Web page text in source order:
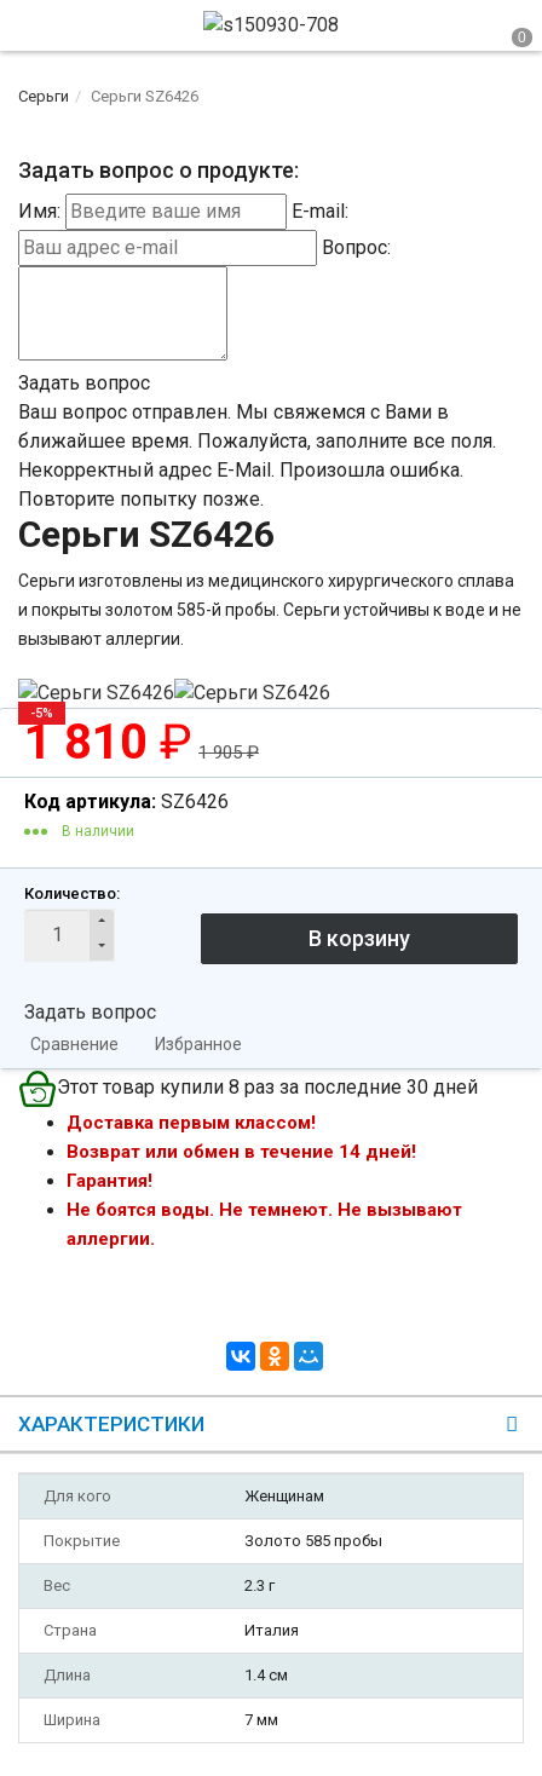
Серьги Серьги SZ6426
Задать вопрос о продукте:
Имя:
E-mail:
Вопрос:
Задать вопрос
Ваш вопрос отправлен. Мы свяжемся с Вами в
ближайшее время. Пожалуйста, заполните все поля.
Некорректный адрес E-Mail. Произошла ошибка.
Повторите попытку позже.
Серьги SZ6426
Серьги изготовлены из медицинского хирургического сплава
и покрыты золотом 585-й пробы. Серьги устойчивы к воде и не
вызывают аллергии.
-5%
1 810 ₽ 1 905₽
Код артикула: SZ6426
В наличии
Количество:
Задать вопрос
Сравнение Избранное
Этот товар купили 8 раз за последние 30 дней
Доставка первым классом!
Возврат или обмен в течение 14 дней!
Гарантия!
Не боятся воды. Не темнеют. Не вызывают
аллергии.
ХАРАКТЕРИСТИКИ
Для кого Женщинам
Покрытие Золото 585 пробы
Вес 2.3 г
Страна Италия
Длина 1.4 см
Ширина 7 мм